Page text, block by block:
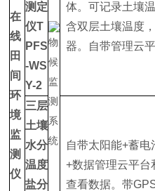
在
线
田
间
环
境
监
测
仪
测定
仪T
PFS
-WS
Y-2
体。可记录土壤
含双层土壤温度
器。自带管理云平
三层
土壤
水分
温度
盐分
自带太阳能+蓄
+数据管理云平
查看数据。带